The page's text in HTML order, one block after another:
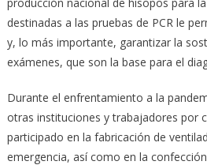
destinadas a las pruebas de PCR le
y, lo más importante, garantizar la
exámenes, que son la base para el
Durante el enfrentamiento a la
otras instituciones y trabajadores por
participado en la fabricación de
emergencia, así como en la